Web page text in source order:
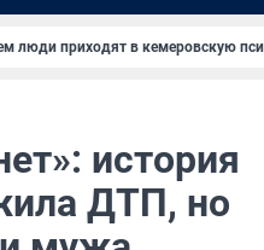
люди приходят в кемеровскую
история
ДТП, но